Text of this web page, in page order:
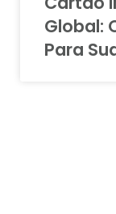
Global:
Para